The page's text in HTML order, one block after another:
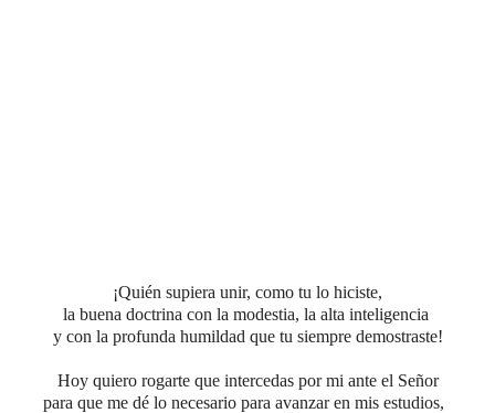
¡Quién supiera unir, como tu lo hiciste,
la buena doctrina con la modestia, la alta inteligencia
y con la profunda humildad que tu siempre demostraste!
Hoy quiero rogarte que intercedas por mi ante el Señor
para que me dé lo necesario para avanzar en mis estudios,